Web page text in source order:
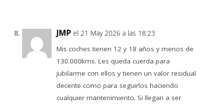
JMP el 21 May 2026 a las 18:23
Mis coches tienen 12 y 18 años y menos de
130.000kms. Les queda cuerda para
jubilarme con ellos y tienen un valor residual
decente como para seguirlos haciendo
cualquier mantenimiento. Si llegan a ser